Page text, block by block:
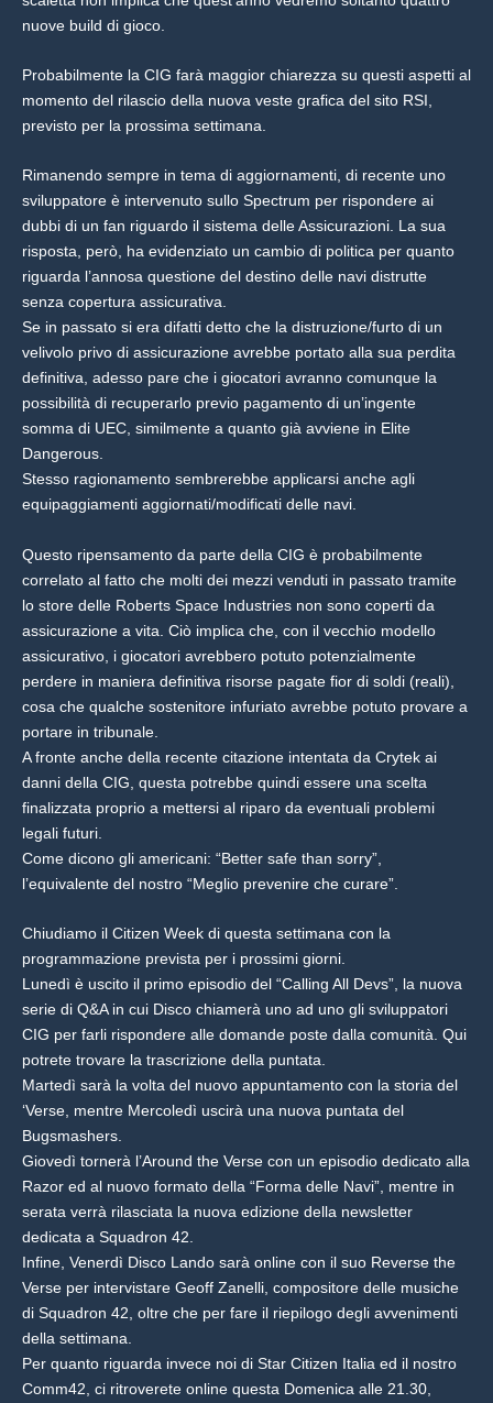
nuove build di gioco.
Probabilmente la CIG farà maggior chiarezza su questi aspetti al
momento del rilascio della nuova veste grafica del sito RSI,
previsto per la prossima settimana.
Rimanendo sempre in tema di aggiornamenti, di recente uno
sviluppatore è intervenuto sullo Spectrum per rispondere ai
dubbi di un fan riguardo il sistema delle Assicurazioni. La sua
risposta, però, ha evidenziato un cambio di politica per quanto
riguarda l’annosa questione del destino delle navi distrutte
senza copertura assicurativa.
Se in passato si era difatti detto che la distruzione/furto di un
velivolo privo di assicurazione avrebbe portato alla sua perdita
definitiva, adesso pare che i giocatori avranno comunque la
possibilità di recuperarlo previo pagamento di un’ingente
somma di UEC, similmente a quanto già avviene in Elite
Dangerous.
Stesso ragionamento sembrerebbe applicarsi anche agli
equipaggiamenti aggiornati/modificati delle navi.
Questo ripensamento da parte della CIG è probabilmente
correlato al fatto che molti dei mezzi venduti in passato tramite
lo store delle Roberts Space Industries non sono coperti da
assicurazione a vita. Ciò implica che, con il vecchio modello
assicurativo, i giocatori avrebbero potuto potenzialmente
perdere in maniera definitiva risorse pagate fior di soldi (reali),
cosa che qualche sostenitore infuriato avrebbe potuto provare a
portare in tribunale.
A fronte anche della recente citazione intentata da Crytek ai
danni della CIG, questa potrebbe quindi essere una scelta
finalizzata proprio a mettersi al riparo da eventuali problemi
legali futuri.
Come dicono gli americani: “Better safe than sorry”,
l’equivalente del nostro “Meglio prevenire che curare”.
Chiudiamo il Citizen Week di questa settimana con la
programmazione prevista per i prossimi giorni.
Lunedì è uscito il primo episodio del “Calling All Devs”, la nuova
serie di Q&A in cui Disco chiamerà uno ad uno gli sviluppatori
CIG per farli rispondere alle domande poste dalla comunità. Qui
potrete trovare la trascrizione della puntata.
Martedì sarà la volta del nuovo appuntamento con la storia del
‘Verse, mentre Mercoledì uscirà una nuova puntata del
Bugsmashers.
Giovedì tornerà l’Around the Verse con un episodio dedicato alla
Razor ed al nuovo formato della “Forma delle Navi”, mentre in
serata verrà rilasciata la nuova edizione della newsletter
dedicata a Squadron 42.
Infine, Venerdì Disco Lando sarà online con il suo Reverse the
Verse per intervistare Geoff Zanelli, compositore delle musiche
di Squadron 42, oltre che per fare il riepilogo degli avvenimenti
della settimana.
Per quanto riguarda invece noi di Star Citizen Italia ed il nostro
Comm42, ci ritroverete online questa Domenica alle 21.30,